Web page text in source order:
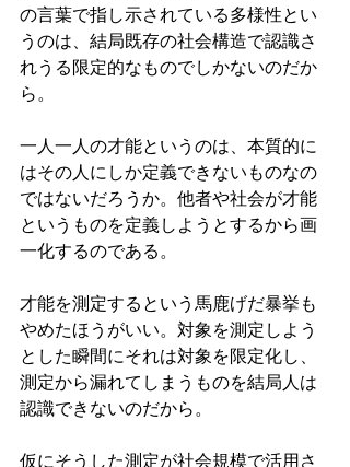
の言葉で指し示されている多様性とい
うのは、結局既存の社会構造で認識さ
れうる限定的なものでしかないのだか
ら。
一人一人の才能というのは、本質的に
はその人にしか定義できないものなの
ではないだろうか。他者や社会が才能
というものを定義しようとするから画
一化するのである。
才能を測定するという馬鹿げだ暴挙も
やめたほうがいい。対象を測定しよう
とした瞬間にそれは対象を限定化し、
測定から漏れてしまうものを結局人は
認識できないのだから。
仮にそうした測定が社会規模で活用さ